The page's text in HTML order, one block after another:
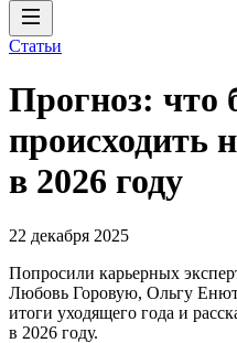
Статьи
Прогноз: что
происходить
в 2026 году
22 декабря 2025
Попросили карьерных
Любовь Горовую, Ольгу
итоги уходящего года и
в 2026 году.